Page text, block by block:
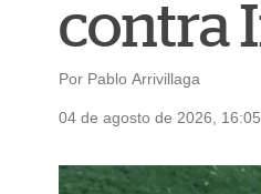
contra
Por Pablo Arrivillaga
04 de agosto de 2026, 16:05